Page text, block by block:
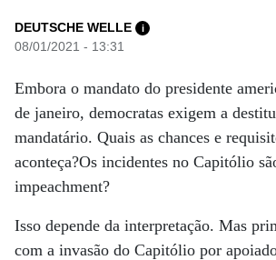
DEUTSCHE WELLE i
08/01/2021 - 13:31
Embora o mandato do presidente
de janeiro, democratas exigem a
mandatário. Quais as chances e
aconteça?Os incidentes no Capitólio
impeachment?
Isso depende da interpretação. Mas
com a invasão do Capitólio por